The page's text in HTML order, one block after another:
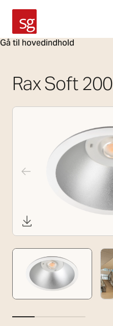
Gå til hovedindhold
SG Armaturen
Rax Soft 200